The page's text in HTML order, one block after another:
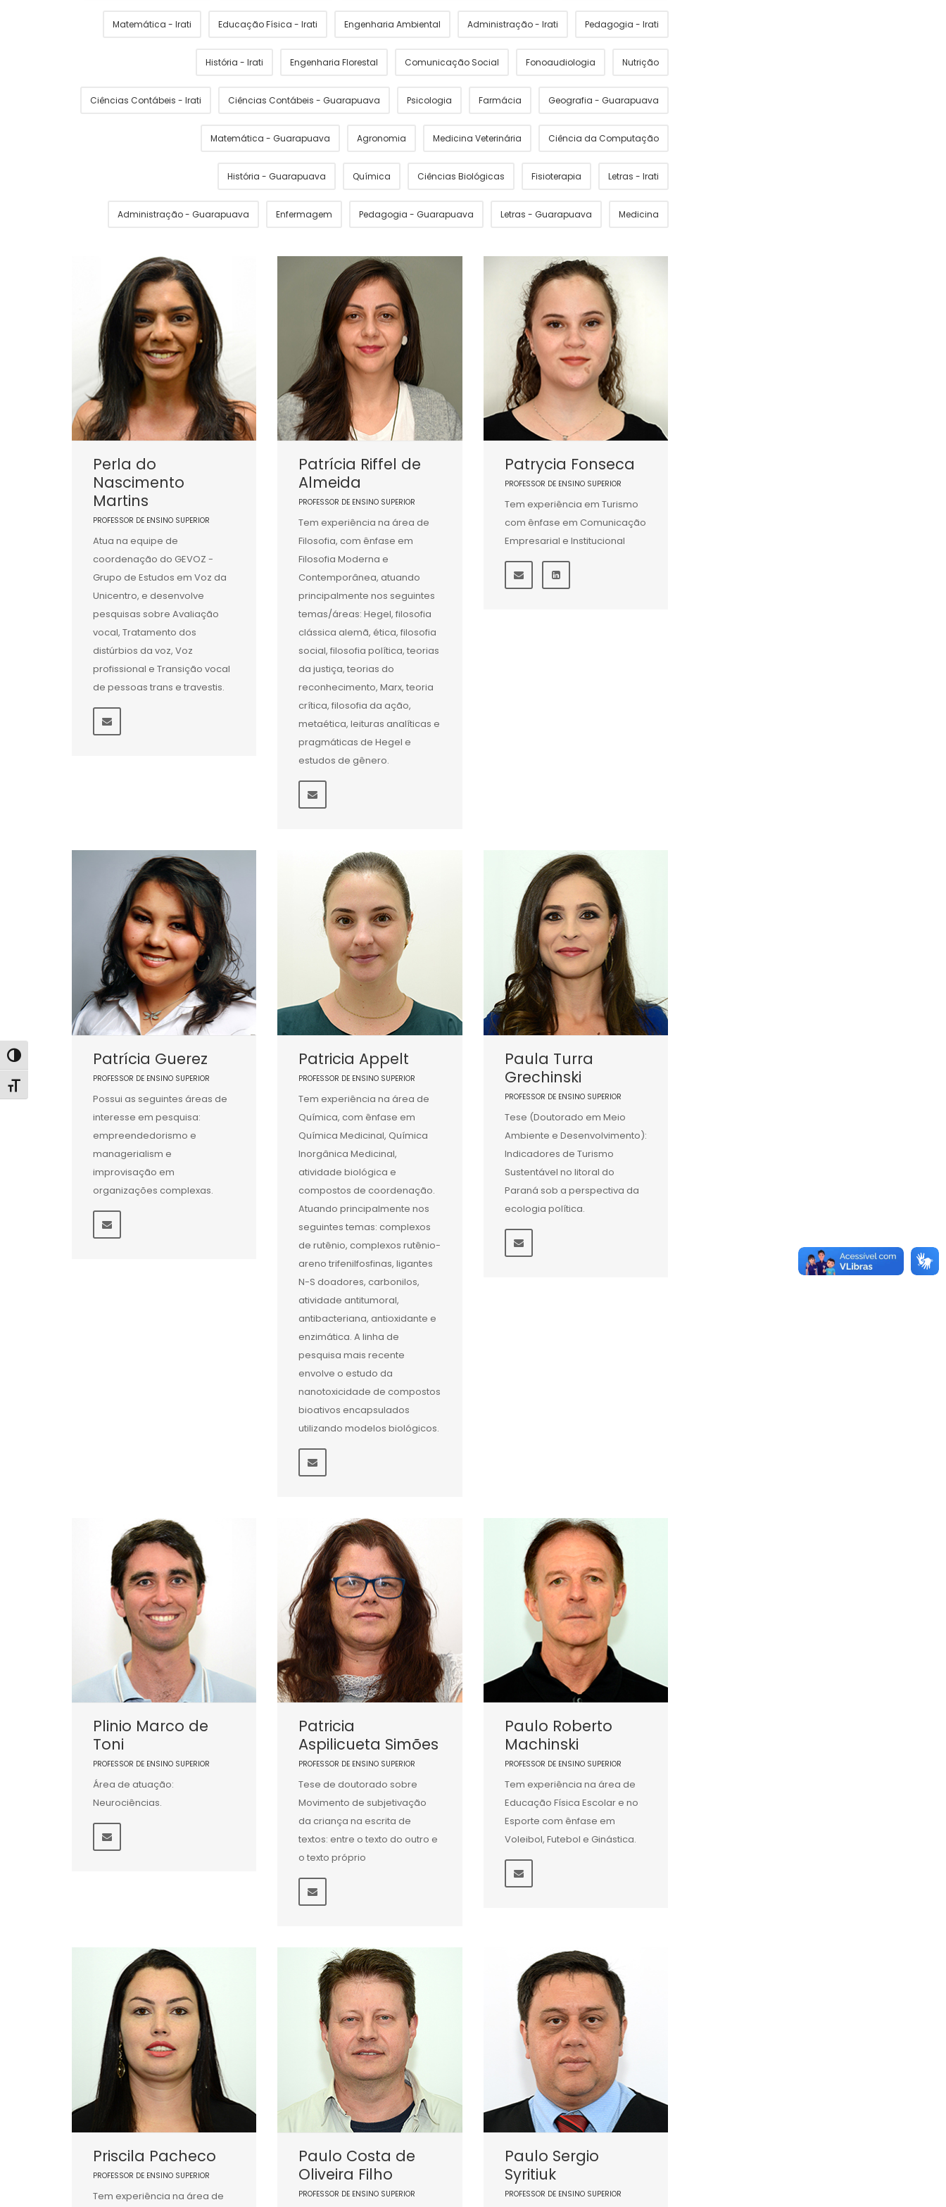
Alternar alto contraste
Alternar tamanho da fonte
Matemática - Irati Educação Física - Irati Engenharia Ambiental Administração - Irati Pedagogia - Irati
História - Irati Engenharia Florestal Comunicação Social Fonoaudiologia Nutrição
Ciências Contábeis - Irati Ciências Contábeis - Guarapuava Psicologia Farmácia Geografia - Guarapuava
Matemática - Guarapuava Agronomia Medicina Veterinária Ciência da Computação
História - Guarapuava Química Ciências Biológicas Fisioterapia Letras - Irati
Administração - Guarapuava Enfermagem Pedagogia - Guarapuava Letras - Guarapuava Medicina
Perla do
Nascimento
Martins
PROFESSOR DE ENSINO SUPERIOR
Atua na equipe de
coordenação do GEVOZ -
Grupo de Estudos em Voz da
Unicentro, e desenvolve
pesquisas sobre Avaliação
vocal, Tratamento dos
distúrbios da voz, Voz
profissional e Transição vocal
de pessoas trans e travestis.
Patrícia Riffel de
Almeida
PROFESSOR DE ENSINO SUPERIOR
Tem experiência na área de
Filosofia, com ênfase em
Filosofia Moderna e
Contemporânea, atuando
principalmente nos seguintes
temas/áreas: Hegel, filosofia
clássica alemã, ética, filosofia
social, filosofia política, teorias
da justiça, teorias do
reconhecimento, Marx, teoria
crítica, filosofia da ação,
metaética, leituras analíticas e
pragmáticas de Hegel e
estudos de gênero.
Patrycia Fonseca
PROFESSOR DE ENSINO SUPERIOR
Tem experiência em Turismo
com ênfase em Comunicação
Empresarial e Institucional
Patrícia Guerez
PROFESSOR DE ENSINO SUPERIOR
Possui as seguintes áreas de
interesse em pesquisa:
empreendedorismo e
managerialism e
improvisação em
organizações complexas.
Patricia Appelt
PROFESSOR DE ENSINO SUPERIOR
Tem experiência na área de
Química, com ênfase em
Química Medicinal, Química
Inorgânica Medicinal,
atividade biológica e
compostos de coordenação.
Atuando principalmente nos
seguintes temas: complexos
de rutênio, complexos rutênio-
areno trifenilfosfinas, ligantes
N-S doadores, carbonilos,
atividade antitumoral,
antibacteriana, antioxidante e
enzimática. A linha de
pesquisa mais recente
envolve o estudo da
nanotoxicidade de compostos
bioativos encapsulados
utilizando modelos biológicos.
Paula Turra
Grechinski
PROFESSOR DE ENSINO SUPERIOR
Tese (Doutorado em Meio
Ambiente e Desenvolvimento):
Indicadores de Turismo
Sustentável no litoral do
Paraná sob a perspectiva da
ecologia política.
Plinio Marco de
Toni
PROFESSOR DE ENSINO SUPERIOR
Área de atuação:
Neurociências.
Patricia
Aspilicueta Simões
PROFESSOR DE ENSINO SUPERIOR
Tese de doutorado sobre
Movimento de subjetivação
da criança na escrita de
textos: entre o texto do outro e
o texto próprio
Paulo Roberto
Machinski
PROFESSOR DE ENSINO SUPERIOR
Tem experiência na área de
Educação Física Escolar e no
Esporte com ênfase em
Voleibol, Futebol e Ginástica.
Priscila Pacheco
PROFESSOR DE ENSINO SUPERIOR
Tem experiência na área de
Paulo Costa de
Oliveira Filho
PROFESSOR DE ENSINO SUPERIOR
Paulo Sergio
Syritiuk
PROFESSOR DE ENSINO SUPERIOR